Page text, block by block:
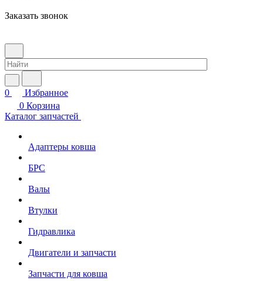
Заказать звонок
0
Избранное
0 Корзина
Каталог запчастей
Адаптеры ковша
БРС
Валы
Втулки
Гидравлика
Двигатели и запчасти
Запчасти для ковша